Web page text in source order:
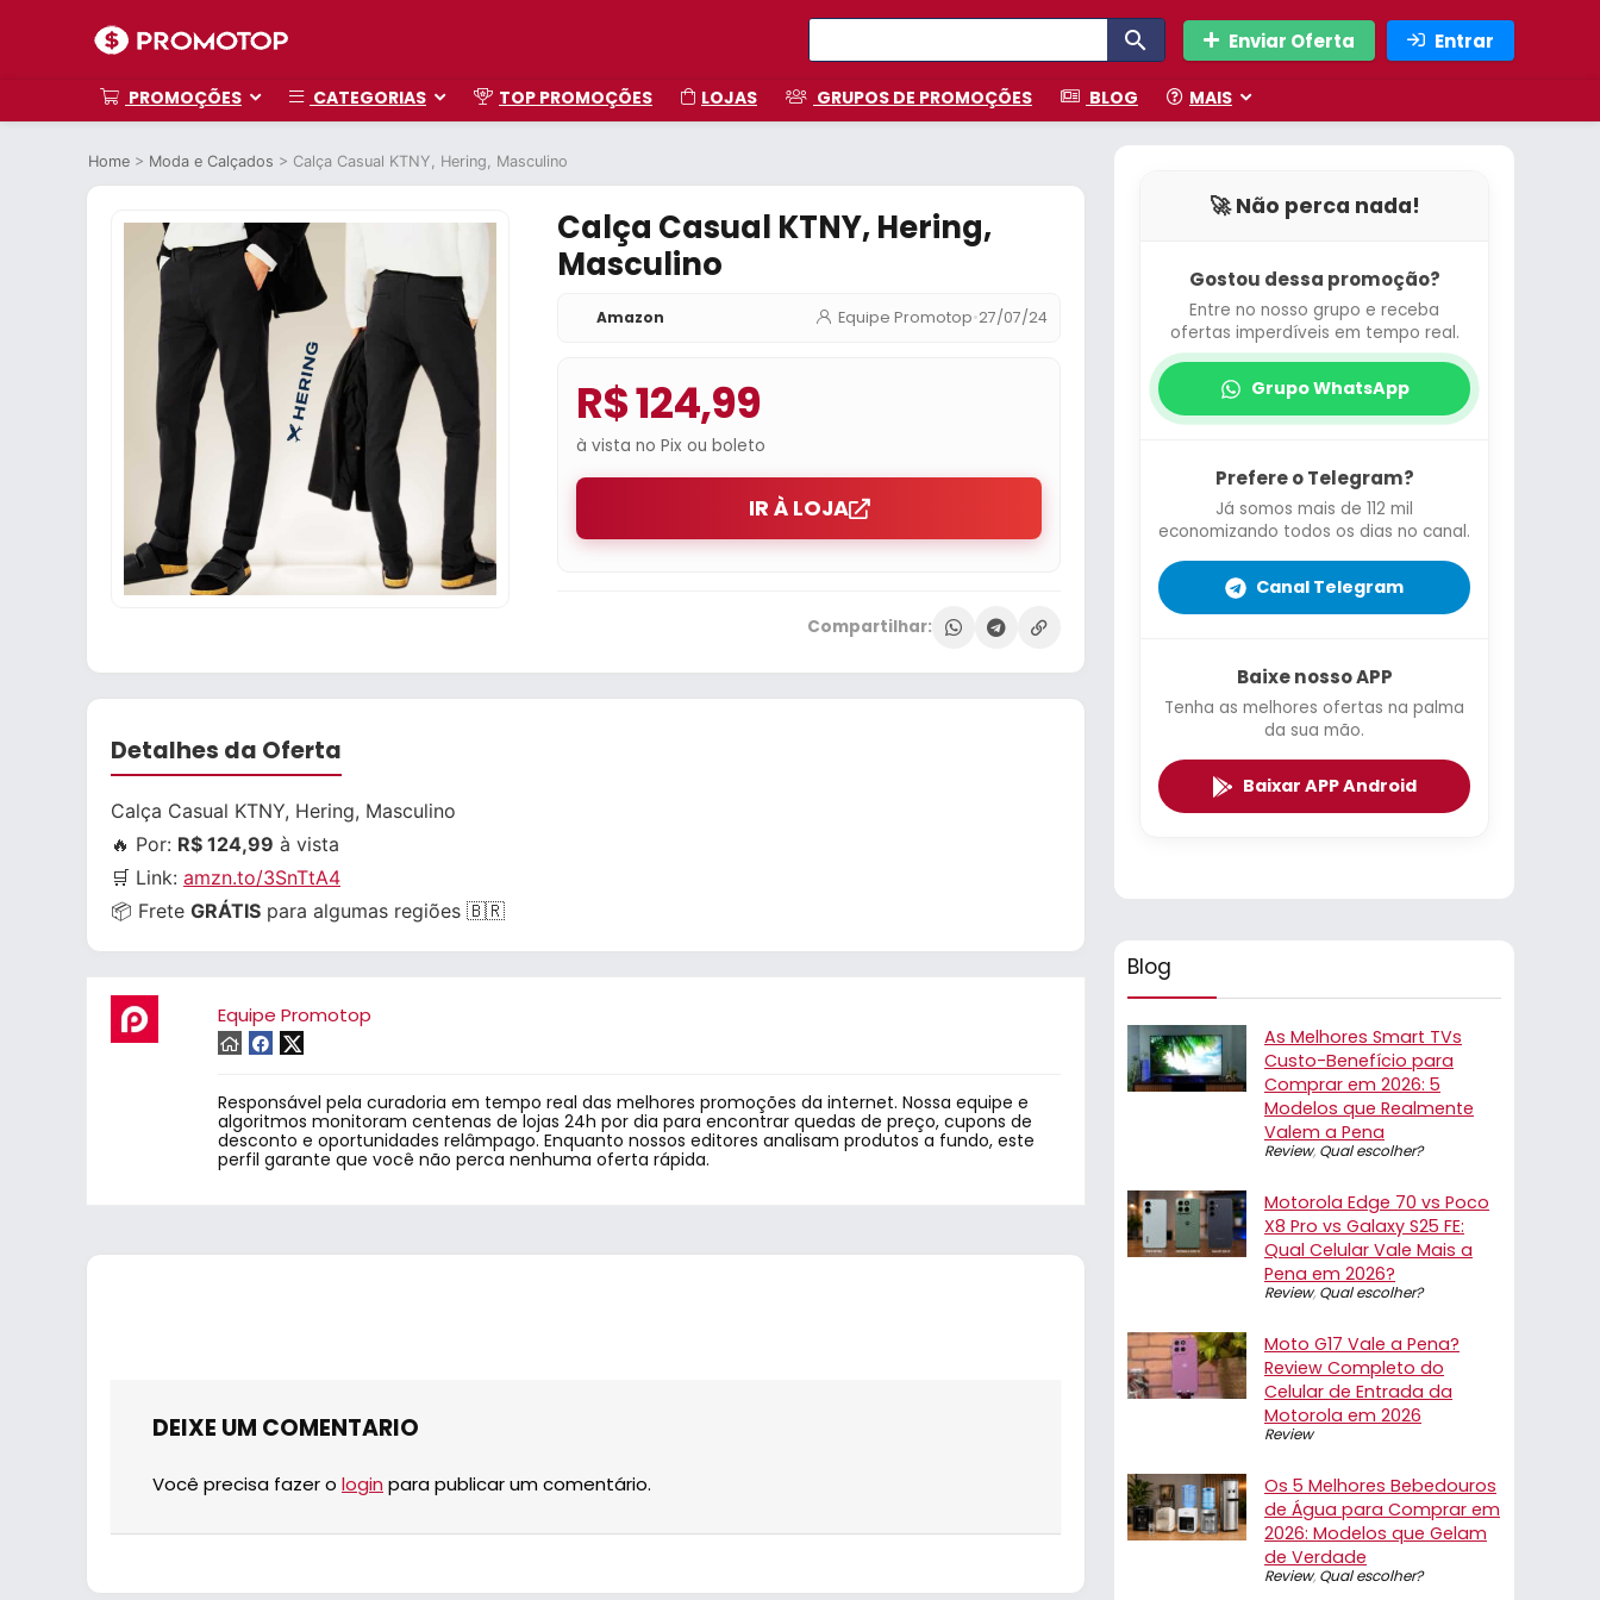
Enviar Oferta Entrar
PROMOÇÕES CATEGORIAS TOP PROMOÇÕES LOJAS GRUPOS DE PROMOÇÕES BLOG MAIS
Home > Moda e Calçados > Calça Casual KTNY, Hering, Masculino
Calça Casual KTNY, Hering,
Masculino
Amazon Equipe Promotop•27/07/24
R$ 124,99
à vista no Pix ou boleto
IR À LOJA
Compartilhar:
Detalhes da Oferta
Calça Casual KTNY, Hering, Masculino
🔥 Por: R$ 124,99 à vista
🛒 Link: amzn.to/3SnTtA4
📦 Frete GRÁTIS para algumas regiões 🇧🇷
Equipe Promotop
Responsável pela curadoria em tempo real das melhores promoções da internet. Nossa equipe e
algoritmos monitoram centenas de lojas 24h por dia para encontrar quedas de preço, cupons de
desconto e oportunidades relâmpago. Enquanto nossos editores analisam produtos a fundo, este
perfil garante que você não perca nenhuma oferta rápida.
DEIXE UM COMENTARIO
Você precisa fazer o login para publicar um comentário.
🚀 Não perca nada!
Gostou dessa promoção?
Entre no nosso grupo e receba
ofertas imperdíveis em tempo real.
Grupo WhatsApp
Prefere o Telegram?
Já somos mais de 112 mil
economizando todos os dias no canal.
Canal Telegram
Baixe nosso APP
Tenha as melhores ofertas na palma
da sua mão.
Baixar APP Android
Blog
As Melhores Smart TVs
Custo-Benefício para
Comprar em 2026: 5
Modelos que Realmente
Valem a Pena
Review, Qual escolher?
Motorola Edge 70 vs Poco
X8 Pro vs Galaxy S25 FE:
Qual Celular Vale Mais a
Pena em 2026?
Review, Qual escolher?
Moto G17 Vale a Pena?
Review Completo do
Celular de Entrada da
Motorola em 2026
Review
Os 5 Melhores Bebedouros
de Água para Comprar em
2026: Modelos que Gelam
de Verdade
Review, Qual escolher?